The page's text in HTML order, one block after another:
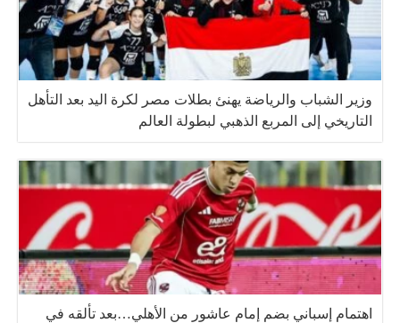
وزير الشباب والرياضة يهنئ بطلات مصر لكرة اليد بعد التأهل
التاريخي إلى المربع الذهبي لبطولة العالم
اهتمام إسباني بضم إمام عاشور من الأهلي…بعد تألقه في